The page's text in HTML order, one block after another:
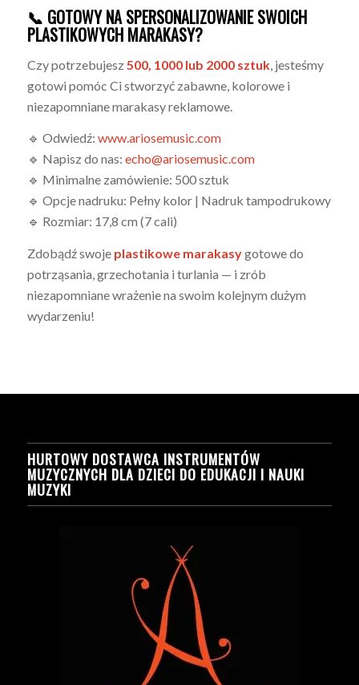
📞 GOTOWY NA SPERSONALIZOWANIE SWOICH
PLASTIKOWYCH MARAKASY?
Czy potrzebujesz 500, 1000 lub 2000 sztuk, jesteśmy
gotowi pomóc Ci stworzyć zabawne, kolorowe i
niezapomniane marakasy reklamowe.
🔹 Odwiedź: www.ariosemusic.com
🔹 Napisz do nas: echo@ariosemusic.com
🔹 Minimalne zamówienie: 500 sztuk
🔹 Opcje nadruku: Pełny kolor | Nadruk tampodrukowy
🔹 Rozmiar: 17,8 cm (7 cali)
Zdobądź swoje plastikowe marakasygotowe do
potrząsania, grzechotania i turlania — i zrób
niezapomniane wrażenie na swoim kolejnym dużym
wydarzeniu!
HURTOWY DOSTAWCA INSTRUMENTÓW
MUZYCZNYCH DLA DZIECI DO EDUKACJI I NAUKI
MUZYKI